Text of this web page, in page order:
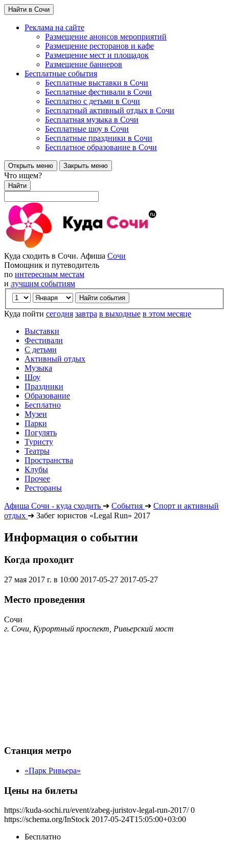
Найти в Сочи
Реклама на сайте
Размещение анонсов мероприятий
Размещение ресторанов и кафе
Размещение мест и площадок
Размещение баннеров
Бесплатные события
Бесплатные выставки в Сочи
Бесплатные фестивали в Сочи
Бесплатно с детьми в Сочи
Бесплатный активный отдых в Сочи
Бесплатная музыка в Сочи
Бесплатные шоу в Сочи
Бесплатные праздники в Сочи
Бесплатное образование в Сочи
Открыть меню Закрыть меню
Что ищем?
Найти
Куда сходить в Сочи. Афиша Сочи
Помощник и путеводитель
по интересным местам
и лучшим событиям
Куда пойти сегодня завтра в выходные в этом месяце
Выставки
Фестивали
С детьми
Активный отдых
Музыка
Шоу
Праздники
Образование
Бесплатно
Музеи
Парки
Погулять
Туристу
Театры
Пространства
Клубы
Прочее
Рестораны
Афиша Сочи - куда сходить ➔ События ➔ Спорт и активный
отдых ➔ Забег юристов «Legal Run» 2017
Информация о событии
Когда проходит
27 мая 2017 г. в 10:00 2017-05-27 2017-05-27
Место проведения
Сочи
г. Сочи, Курортный проспект, Ривьерский мост
Станция метро
«Парк Ривьера»
Цены на билеты
https://kuda-sochi.ru/event/zabeg-juristov-legal-run-2017/ 0
https://schema.org/InStock 2017-05-24T15:05:00+03:00
Бесплатно